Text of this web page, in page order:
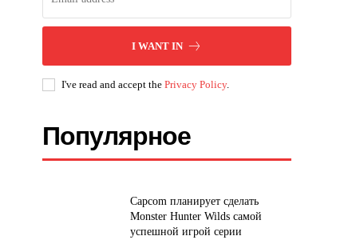
I WANT IN
I've read and accept thePrivacy Policy.
Популярное
Capcom планирует сделать
Monster Hunter Wilds самой
успешной игрой серии